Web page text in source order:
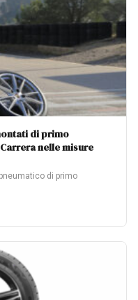
di primo
nelle misure
di primo